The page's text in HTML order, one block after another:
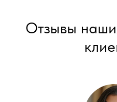
Отзывы